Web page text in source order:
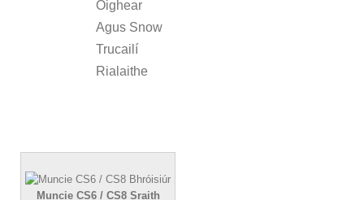
Oighear
Agus Snow
Trucailí
Rialaithe
Muncie CS6 / CS8 Sraith